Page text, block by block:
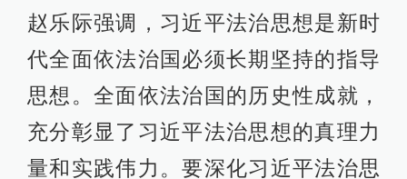
赵乐际强调，习近平法治思想是新时
代全面依法治国必须长期坚持的指导
思想。全面依法治国的历史性成就，
充分彰显了习近平法治思想的真理力
量和实践伟力。要深化习近平法治思